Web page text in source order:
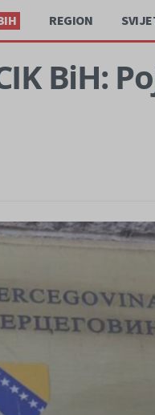
REGION
BiH: